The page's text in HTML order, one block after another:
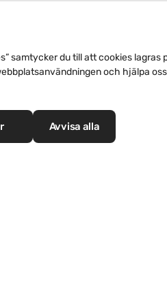
samtycker du till att cookies
och hjälpa
Avvisa alla